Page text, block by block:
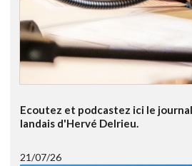
Ecoutez et podcastez ici le
landais d'Hervé Delrieu.
21/07/26